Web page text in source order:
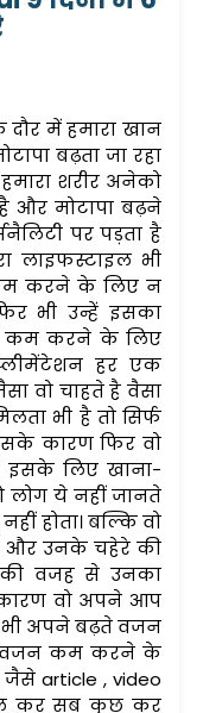
में हमारा खान
बढ़ता जा रहा
शरीर अनेको
है और मोटापा बढ़ने
पर पड़ता है
लाइफस्टाइल भी
करने के लिए न
भी उन्हें इसका
कम करने के लिए
हर एक
वो चाहते है वैसा
भी है तो सिर्फ
कारण फिर वो
इसके लिए खाना-
लोग ये नहीं जानते
होता। बल्कि वो
है और उनके चहेरे की
वजह से उनका
वो अपने आप
अपने बढ़ते वजन
वजन कम करने के
article , video
कर सब कुछ कर